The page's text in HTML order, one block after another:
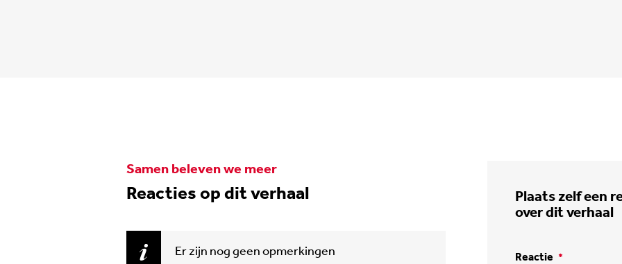
Samen beleven we meer
Reacties op dit verhaal
Er zijn nog geen opmerkingen
Plaats zelf een
over dit verhaal
Reactie *